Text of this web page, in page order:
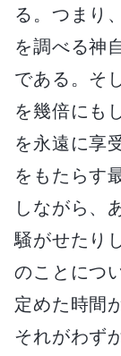
る。つまり
を調べる神
である。そ
を幾倍にも
を永遠に享
をもたらす
しながら、
騒がせたり
のことにつ
定めた時間
それがわず